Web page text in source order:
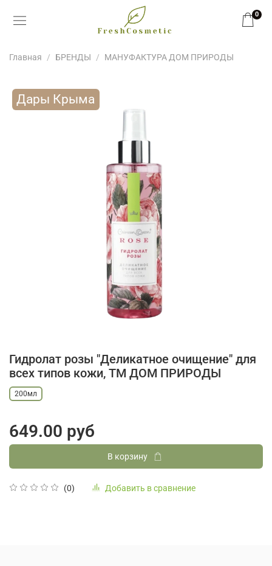
0
Главная БРЕНДЫ МАНУФАКТУРА ДОМ ПРИРОДЫ
Дары Крыма
Гидролат розы "Деликатное очищение" для
всех типов кожи, ТМ ДОМ ПРИРОДЫ
(0) Добавить в сравнение
200мл
649.00 руб
В корзину